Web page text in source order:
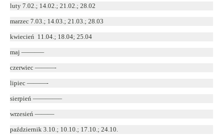
luty 7.02.; 14.02.; 21.02.; 28.02
marzec 7.03.; 14.03.; 21.03.; 28.03
kwiecień 11.04.; 18.04; 25.04
maj ———–
czerwiec ———-
lipiec ———-
sierpień ————–
wrzesień ———
październik 3.10.; 10.10.; 17.10.; 24.10.